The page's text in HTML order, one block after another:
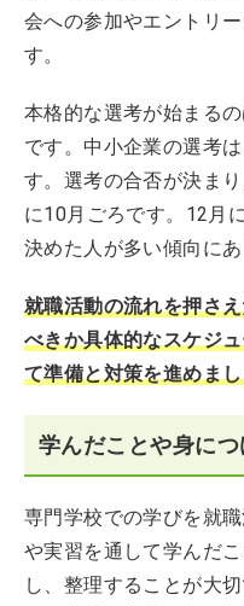
会への参加やエントリ
す。
本格的な選考が始まる
です。中小企業の選考
す。選考の合否が決ま
に10月ごろです。12月
決めた人が多い傾向にあ
就職活動の流れを押さ
べきか具体的なスケジ
て準備と対策を進めま
学んだことや身に
専門学校での学びを就
や実習を通して学んだ
し、整理することが大